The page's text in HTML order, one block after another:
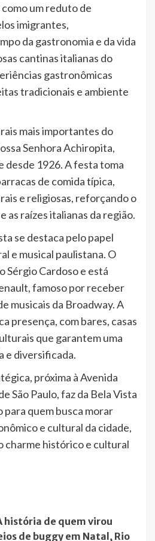
um reduto de
imigrantes,
da gastronomia e da vida
cantinas italianas do
gastronômicas
tradicionais e ambiente
mais importantes do
Senhora Achiropita,
desde 1926. A festa toma
de comida típica,
e religiosas, reforçando o
as raízes italianas da região.
se destaca pelo papel
e musical paulistana. O
Sérgio Cardoso e está
famoso por receber
musicais da Broadway. A
presença, com bares, casas
que garantem uma
e diversificada.
próxima à Avenida
São Paulo, faz da Bela Vista
para quem busca morar
e cultural da cidade,
charme histórico e cultural
história de quem virou
de buggy em Natal, Rio